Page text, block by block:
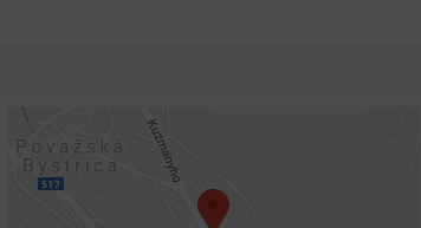
Externý obsah je blokovaný Voľbami
súkromia